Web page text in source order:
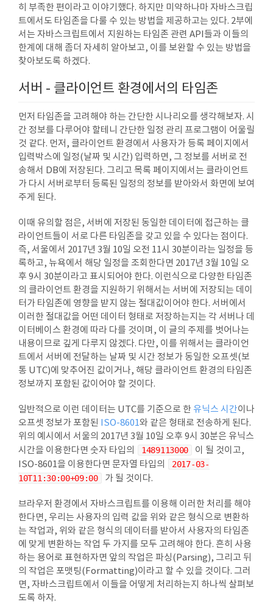
히 부족한 편이라고 이야기했다. 하지만 미약하나마 자바스크립
트에서도 타임존을 다룰 수 있는 방법을 제공하고는 있다. 2부에
서는 자바스크립트에서 지원하는 타임존 관련 API들과 이들의
한계에 대해 좀더 자세히 알아보고, 이를 보완할 수 있는 방법을
찾아보도록 하겠다.
서버 - 클라이언트 환경에서의 타임존
먼저 타임존을 고려해야 하는 간단한 시나리오를 생각해보자. 시
간 정보를 다루어야 할테니 간단한 일정 관리 프로그램이 어울릴
것 같다. 먼저, 클라이언트 환경에서 사용자가 등록 페이지에서
입력박스에 일정(날짜 및 시간) 입력하면, 그 정보를 서버로 전
송해서 DB에 저장된다. 그리고 목록 페이지에서는 클라이언트
가 다시 서버로부터 등록된 일정의 정보를 받아와서 화면에 보여
주게 된다.
이때 유의할 점은, 서버에 저장된 동일한 데이터에 접근하는 클
라이언트들이 서로 다른 타임존을 갖고 있을 수 있다는 점이다.
즉, 서울에서 2017년 3월 10일 오전 11시 30분이라는 일정을 등
록하고, 뉴욕에서 해당 일정을 조회한다면 2017년 3월 10일 오
후 9시 30분이라고 표시되어야 한다. 이런식으로 다양한 타임존
의 클라이언트 환경을 지원하기 위해서는 서버에 저장되는 데이
터가 타임존에 영향을 받지 않는 절대값이어야 한다. 서버에서
이러한 절대값을 어떤 데이터 형태로 저장하는지는 각 서버나 데
이터베이스 환경에 따라 다를 것이며, 이 글의 주제를 벗어나는
내용이므로 깊게 다루지 않겠다. 다만, 이를 위해서는 클라이언
트에서 서버에 전달하는 날짜 및 시간 정보가 동일한 오프셋(보
통 UTC)에 맞추어진 값이거나, 해당 클라이언트 환경의 타임존
정보까지 포함된 값이어야 할 것이다.
일반적으로 이런 데이터는 UTC를 기준으로 한 유닉스 시간이나
오프셋 정보가 포함된
ISO-8601와 같은 형태로 전송하게 된다.
위의 예시에서 서울의 2017년 3월 10일 오후 9시 30분은 유닉스
시간을 이용한다면 숫자 타입의
1489113000
이 될 것이고,
ISO-8601을 이용한다면 문자열 타입의
2017-03-
10T11:30:00+09:00
가 될 것이다.
브라우저 환경에서 자바스크립트를 이용해 이러한 처리를 해야
한다면, 우리는 사용자의 입력 값을 위와 같은 형식으로 변환하
는 작업과, 위와 같은 형식의 데이터를 받아서 사용자의 타임존
에 맞게 변환하는 작업 두 가지를 모두 고려해야 한다. 흔히 사용
하는 용어로 표현하자면 앞의 작업은 파싱(Parsing), 그리고 뒤
의 작업은 포맷팅(Formatting)이라고 할 수 있을 것이다. 그러
면, 자바스크립트에서 이들을 어떻게 처리하는지 하나씩 살펴보
도록 하자.